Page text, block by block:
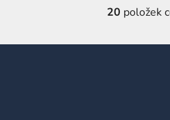
O
l
20 položek